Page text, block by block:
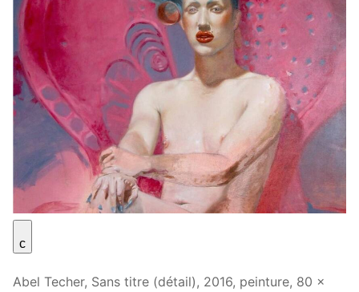
c
Abel Techer, Sans titre (détail), 2016, peinture, 80 x